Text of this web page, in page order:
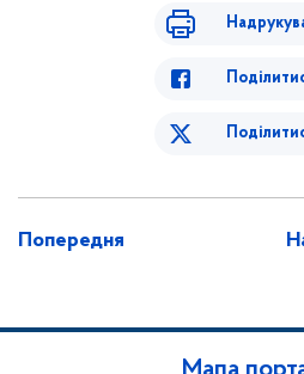
Попередня